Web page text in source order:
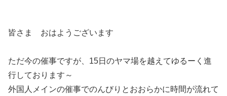
皆さま おはようございます
ただ今の催事ですが、15日のヤマ場を越えてゆるーく進
行しております～
外国人メインの催事でのんびりとおおらかに時間が流れて